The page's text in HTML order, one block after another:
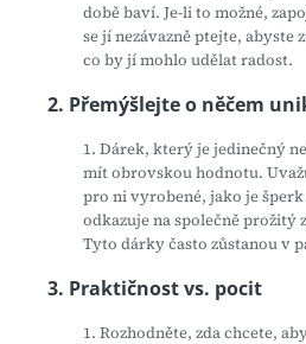
době baví. Je-li to možné,
se jí nezávazně ptejte, abyste
co by jí mohlo udělat radost.
2. Přemýšlejte o něčem
1. Dárek, který je jedinečný
mít obrovskou hodnotu.
pro ni vyrobené, jako je
odkazuje na společně
Tyto dárky často zůstanou v
3. Praktičnost vs. pocit
1. Rozhodněte, zda chcete,